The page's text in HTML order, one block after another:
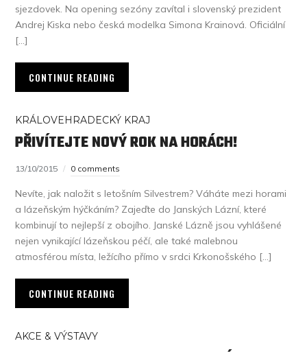
sjezdovek. Na opening sezóny zavítal i slovenský prezident
Andrej Kiska nebo česká modelka Simona Krainová. Oficiální
[…]
CONTINUE READING
KRÁLOVEHRADECKÝ KRAJ
PŘIVÍTEJTE NOVÝ ROK NA HORÁCH!
13/10/2015 0 comments
Nevíte, jak naložit s letošním Silvestrem? Váháte mezi horami
a lázeňským hýčkáním? Zajeďte do Janských Lázní, které
kombinují to nejlepší z obojího. Janské Lázně jsou vyhlášené
nejen vynikající lázeňskou péčí, ale také malebnou
atmosférou místa, ležícího přímo v srdci Krkonošského […]
CONTINUE READING
AKCE & VÝSTAVY